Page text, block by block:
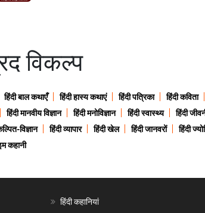
विकल्प
हिंदी बाल कथाएँ हिंदी हास्य कथाएं हिंदी पत्रिका हिंदी कविता
हिंदी मानवीय विज्ञान हिंदी मनोविज्ञान हिंदी स्वास्थ्य हिंदी
विज्ञान हिंदी व्यापार हिंदी खेल हिंदी जानवरों हिंदी
कहानी
हिंदी कहानियां